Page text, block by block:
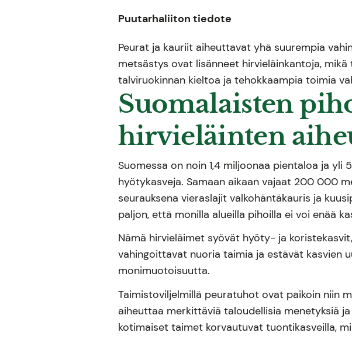
Puutarhaliiton tiedote
Peurat ja kauriit aiheuttavat yhä suurempia
metsästys ovat lisänneet hirvieläinkantoja,
talviruokinnan kieltoa ja tehokkaampia toimia
Suomalaisten
hirvieläinten
Suomessa on noin 1,4 miljoonaa pientaloa ja
hyötykasveja. Samaan aikaan vajaat 200 000
seurauksena vieraslajit valkohäntäkauris ja
paljon, että monilla alueilla pihoilla ei voi enää
Nämä hirvieläimet syövät hyöty- ja
vahingoittavat nuoria taimia ja estävät kasvien
monimuotoisuutta.
Taimistoviljelmillä peuratuhot ovat paikoin niin
aiheuttaa merkittäviä taloudellisia menetyksiä
kotimaiset taimet korvautuvat tuontikasveilla,